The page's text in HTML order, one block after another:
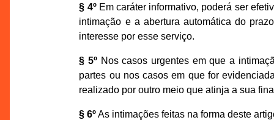
§ 4ºEm caráter informativo, poderá ser
intimação e a abertura automática do
interesse por esse serviço.
§ 5º Nos casos urgentes em que a
partes ou nos casos em que for
realizado por outro meio que atinja a sua
§ 6ºAs intimações feitas na forma deste